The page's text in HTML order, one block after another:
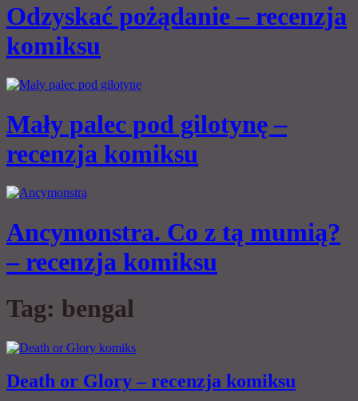
Odzyskać pożądanie – recenzja
komiksu
Mały palec pod gilotynę –
recenzja komiksu
Ancymonstra. Co z tą mumią?
– recenzja komiksu
Tag: bengal
Death or Glory – recenzja komiksu